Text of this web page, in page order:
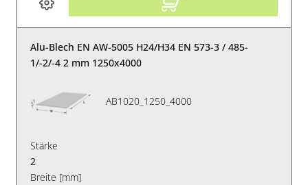
Alu-Blech EN AW-5005 H24/H34 EN 573-3 / 485-
1/-2/-4 2 mm 1250x4000
AB1020_1250_4000
Stärke
2
Breite [mm]